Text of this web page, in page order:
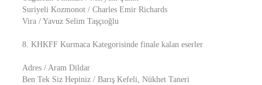
Suriyeli Kozmonot / Charles Emir Richards
Vira / Yavuz Selim Taşçıoğlu
8. KHKFF Kurmaca Kategorisinde finale kalan eserler
Adres / Aram Dildar
Ben Tek Siz Hepiniz / Barış Kefeli, Nükhet Taneri